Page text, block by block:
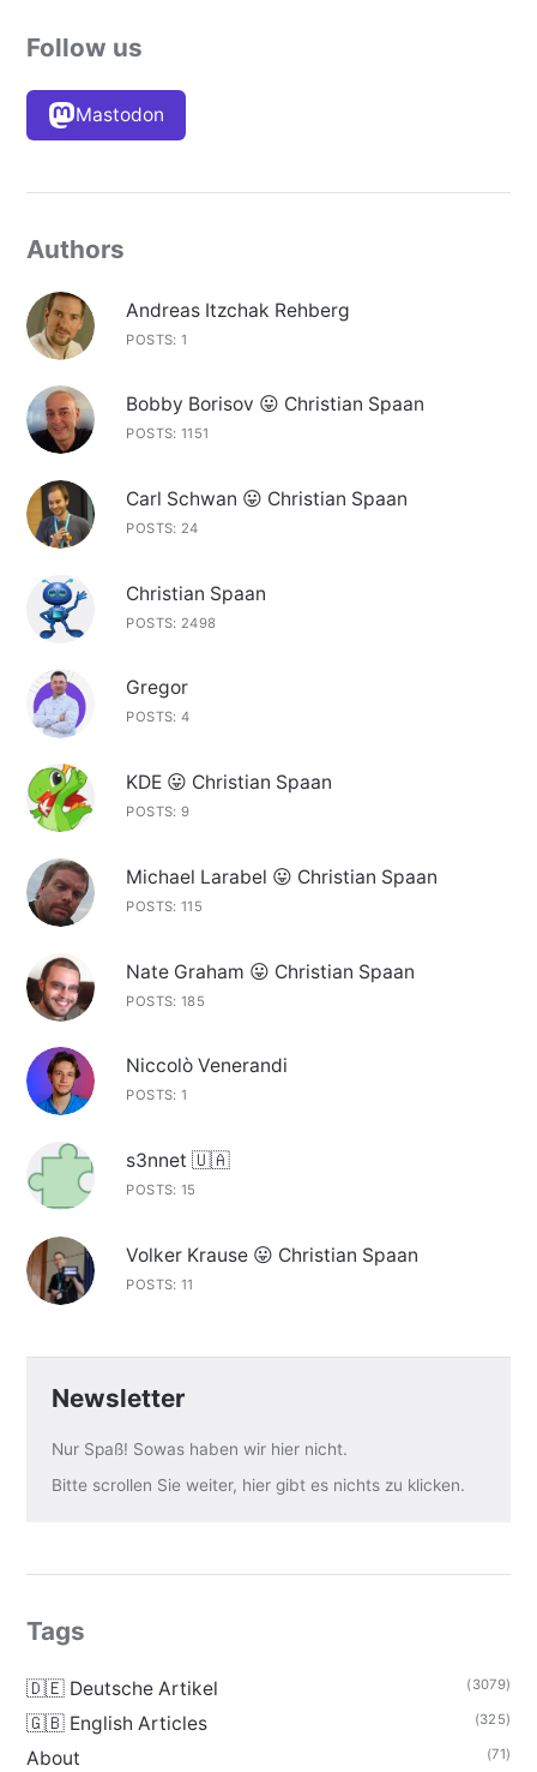
Follow us
Mastodon
Authors
Andreas Itzchak Rehberg
POSTS: 1
Bobby Borisov 😛 Christian Spaan
POSTS: 1151
Carl Schwan 😛 Christian Spaan
POSTS: 24
Christian Spaan
POSTS: 2498
Gregor
POSTS: 4
KDE 😛 Christian Spaan
POSTS: 9
Michael Larabel 😛 Christian Spaan
POSTS: 115
Nate Graham 😛 Christian Spaan
POSTS: 185
Niccolò Venerandi
POSTS: 1
s3nnet 🇺🇦
POSTS: 15
Volker Krause 😛 Christian Spaan
POSTS: 11
Newsletter
Nur Spaß! Sowas haben wir hier nicht.
Bitte scrollen Sie weiter, hier gibt es nichts zu klicken.
Tags
🇩🇪 Deutsche Artikel (3079)
🇬🇧 English Articles (325)
About (71)